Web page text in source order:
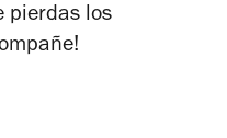
pierdas los